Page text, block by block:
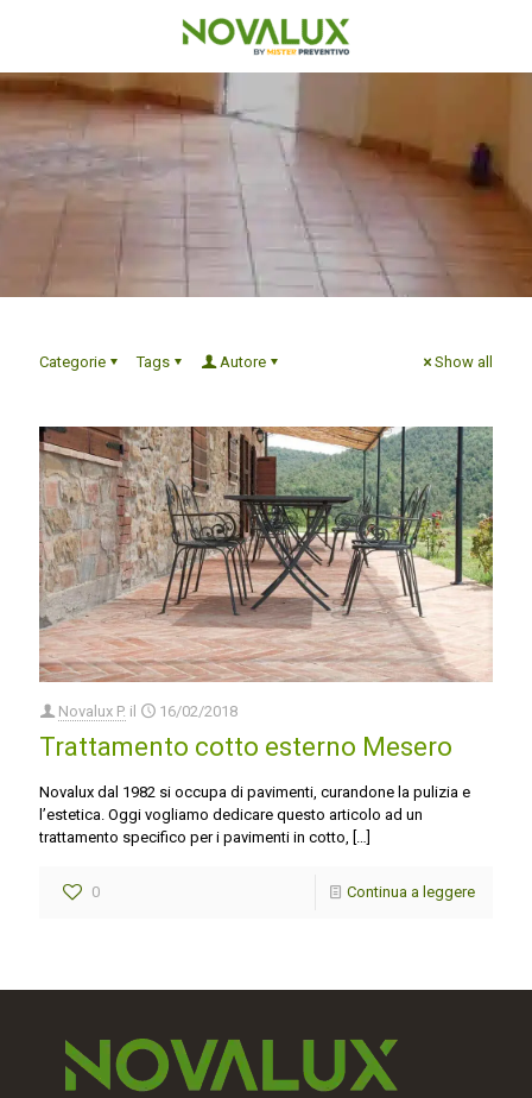
Categorie Tags Autore Show all
Novalux P. il 16/02/2018
Trattamento cotto esterno Mesero
Novalux dal 1982 si occupa di pavimenti, curandone la pulizia e
l’estetica. Oggi vogliamo dedicare questo articolo ad un
trattamento specifico per i pavimenti in cotto,
0 Continua a leggere